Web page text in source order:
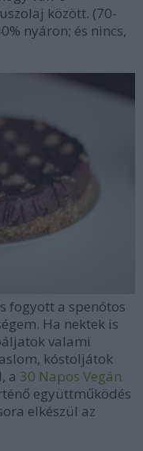
között. (70-
nyáron; és nincs,
fogyott a spenótos
Ha nektek is
valami
kóstoljátok
a 30 Napos Vegán
együttműködés
elkészül az